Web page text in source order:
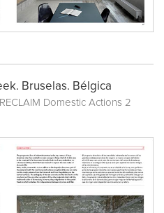
Bruselas. Bélgica
Domestic Actions 2